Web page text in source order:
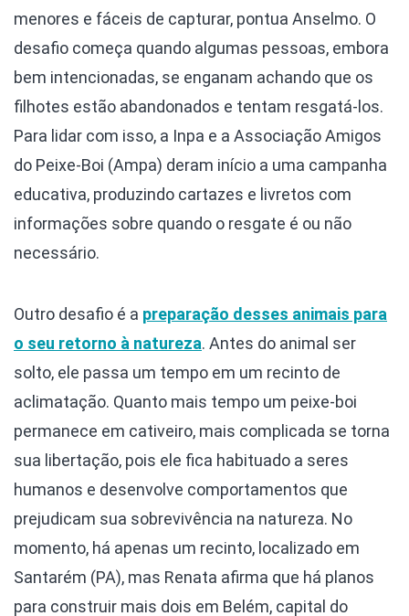
menores e fáceis de capturar, pontua Anselmo. O
desafio começa quando algumas pessoas, embora
bem intencionadas, se enganam achando que os
filhotes estão abandonados e tentam resgatá-los.
Para lidar com isso, a Inpa e a Associação Amigos
do Peixe-Boi (Ampa) deram início a uma campanha
educativa, produzindo cartazes e livretos com
informações sobre quando o resgate é ou não
necessário.
Outro desafio é a preparação desses animais para
o seu retorno à natureza. Antes do animal ser
solto, ele passa um tempo em um recinto de
aclimatação. Quanto mais tempo um peixe-boi
permanece em cativeiro, mais complicada se torna
sua libertação, pois ele fica habituado a seres
humanos e desenvolve comportamentos que
prejudicam sua sobrevivência na natureza. No
momento, há apenas um recinto, localizado em
Santarém (PA), mas Renata afirma que há planos
para construir mais dois em Belém, capital do